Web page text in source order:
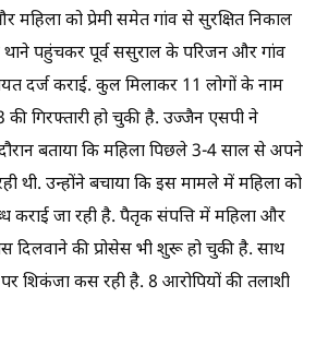
महिला को प्रेमी समेत गांव से सुरक्षित निकाल
थाने पहुंचकर पूर्व ससुराल के परिजन और गांव
दर्ज कराई. कुल मिलाकर 11 लोगों के नाम
गिरफ्तारी हो चुकी है. उज्जैन एसपी ने
बताया कि महिला पिछले 3-4 साल से अपने
थी. उन्होंने बचाया कि इस मामले में महिला को
कराई जा रही है. पैतृक संपत्ति में महिला और
दिलवाने की प्रोसेस भी शुरू हो चुकी है. साथ
शिकंजा कस रही है. 8 आरोपियों की तलाशी